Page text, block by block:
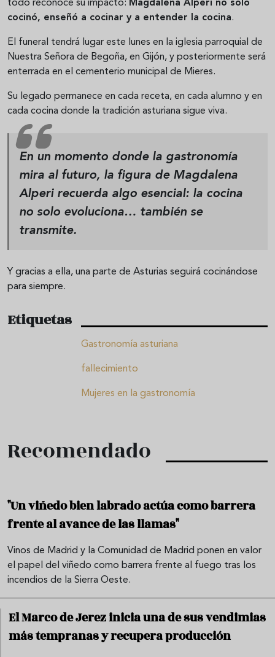
todo reconoce su impacto: Magdalena Alperi no solo
cocinó, enseñó a cocinar y a entender la cocina.
El funeral tendrá lugar este lunes en la iglesia parroquial de
Nuestra Señora de Begoña, en Gijón, y posteriormente será
enterrada en el cementerio municipal de Mieres.
Su legado permanece en cada receta, en cada alumno y en
cada cocina donde la tradición asturiana sigue viva.
En un momento donde la gastronomía
mira al futuro, la figura de Magdalena
Alperi recuerda algo esencial: la cocina
no solo evoluciona… también se
transmite.
Y gracias a ella, una parte de Asturias seguirá cocinándose
para siempre.
Etiquetas
Gastronomía asturiana
fallecimiento
Mujeres en la gastronomía
Recomendado
"Un viñedo bien labrado actúa como barrera
frente al avance de las llamas"
Vinos de Madrid y la Comunidad de Madrid ponen en valor
el papel del viñedo como barrera frente al fuego tras los
incendios de la Sierra Oeste.
El Marco de Jerez inicia una de sus vendimias
más tempranas y recupera producción